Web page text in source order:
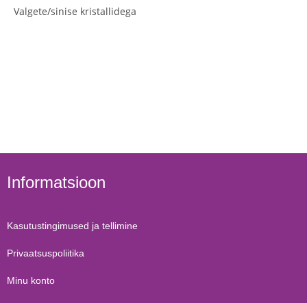
Valgete/sinise kristallidega
Informatsioon
Kasutustingimused ja tellimine
Privaatsuspoliitika
Minu konto